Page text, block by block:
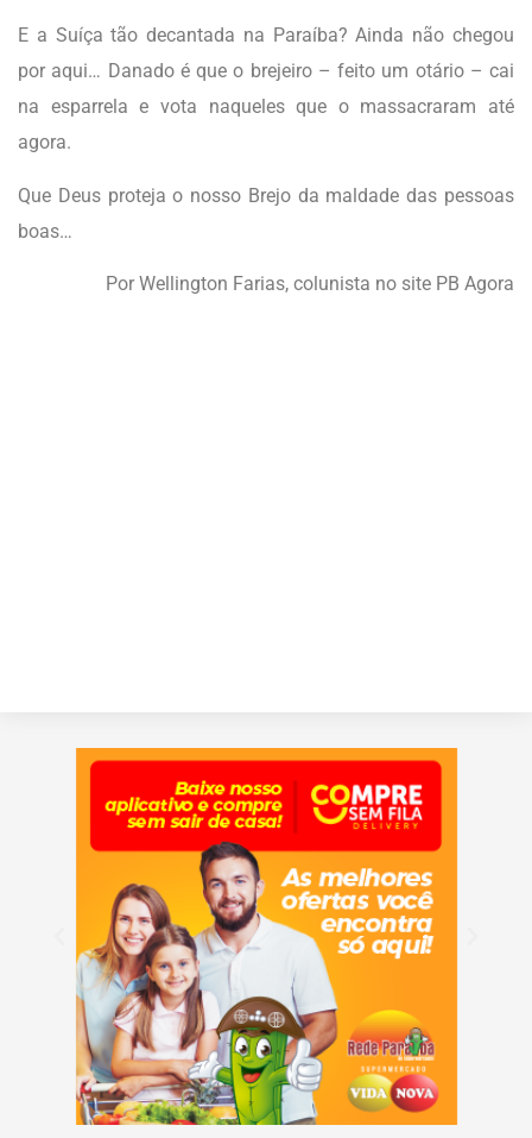
E a Suíça tão decantada na Paraíba? Ainda não chegou
por aqui… Danado é que o brejeiro – feito um otário – cai
na esparrela e vota naqueles que o massacraram até
agora.
Que Deus proteja o nosso Brejo da maldade das pessoas
boas…
Por Wellington Farias, colunista no site PB Agora